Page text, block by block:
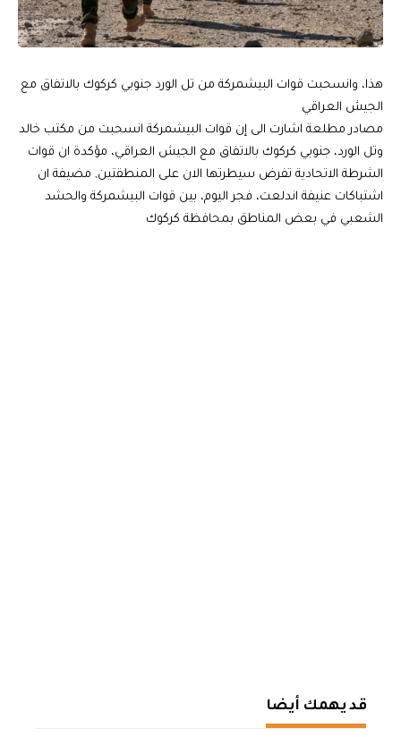
هذا، وانسحبت قوات البيشمركة من تل الورد جنوبي كركوك بالاتفاق مع
الجيش العراقي
مصادر مطلعة اشارت الى إن قوات البيشمركة انسحبت من مكتب خالد
وتل الورد، جنوبي كركوك بالاتفاق مع الجيش العراقي، مؤكدة ان قوات
الشرطة الاتحادية تفرض سيطرتها الان على المنطقتين, مضيفة ان
اشتباكات عنيفة اندلعت، فجر اليوم، بين قوات البيشمركة والحشد
الشعبي في بعض المناطق بمحافظة كركوك
قد يهمك أيضا